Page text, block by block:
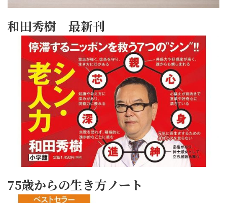
和田秀樹 最新刊
75歳からの生き方ノート